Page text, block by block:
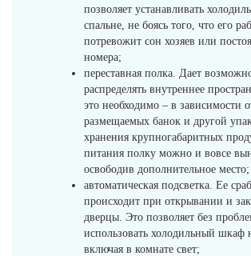
Cold Vine
Dometic
Indel B
позволяет устанавливать
спальне, не боясь того, что его
потревожит сон хозяев или
номера;
переставная полка. Дает
распределять внутреннее
это необходимо – в зависимости
размещаемых банок и другой
хранения крупногабаритных
питания полку можно и вовсе
освободив дополнительное место;
автоматическая подсветка. Ее
происходит при открывании и
дверцы. Это позволяет без
использовать холодильный шкаф
включая в комнате свет;